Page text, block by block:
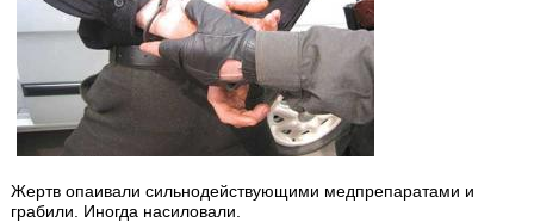
Жертв опаивали сильнодействующими медпрепаратами и
грабили. Иногда насиловали.